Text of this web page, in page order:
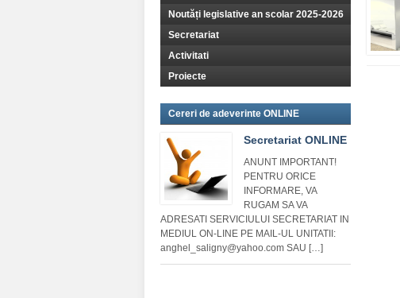
Noutăți legislative an scolar 2025-2026
Secretariat
Activitati
Proiecte
Cereri de adeverinte ONLINE
Secretariat ONLINE
ANUNT IMPORTANT!
PENTRU ORICE
INFORMARE, VA
RUGAM SA VA
ADRESATI SERVICIULUI SECRETARIAT IN
MEDIUL ON-LINE PE MAIL-UL UNITATII:
anghel_saligny@yahoo.com SAU […]